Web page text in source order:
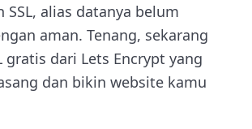
SSL, alias datanya belum
aman. Tenang, sekarang
gratis dari Lets Encrypt yang
dan bikin website kamu